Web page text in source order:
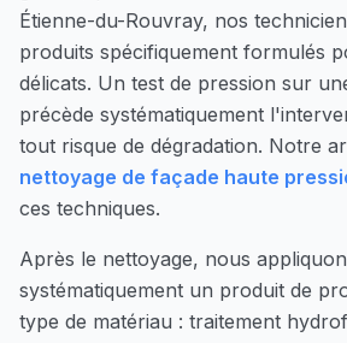
Étienne-du-Rouvray, nos
produits spécifiquement formulés
délicats. Un test de pression sur
précède systématiquement
tout risque de dégradation. Notre
nettoyage de façade haute
ces techniques.
Après le nettoyage, nous
systématiquement un produit de
type de matériau : traitement